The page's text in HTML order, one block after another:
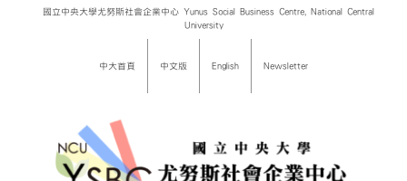
國立中央大學尤努斯社會企業中心 Yunus Social Business Centre, National Central
University
中大首頁 中文版 English Newsletter